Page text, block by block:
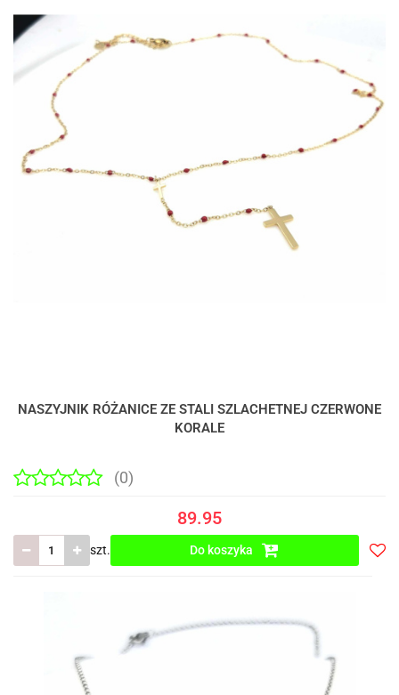
NASZYJNIK RÓŻANICE ZE STALI SZLACHETNEJ CZERWONE
KORALE
(0)
89.95
szt. Do koszyka